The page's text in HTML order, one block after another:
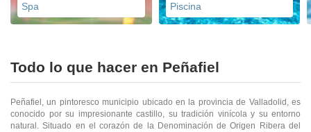
Spa Piscina
Todo lo que hacer en Peñafiel
Peñafiel, un pintoresco municipio ubicado en la provincia de Valladolid, es
conocido por su impresionante castillo, su tradición vinícola y su entorno
natural. Situado en el corazón de la Denominación de Origen Ribera del